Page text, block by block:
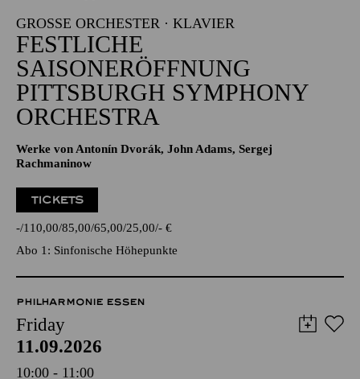
GROSSE ORCHESTER · KLAVIER
FESTLICHE
SAISONERÖFFNUNG
PITTSBURGH SYMPHONY
ORCHESTRA
Werke von Antonín Dvorák, John Adams, Sergej
Rachmaninow
TICKETS
- 110,00 85,00 65,00 25,00 - €
Abo 1: Sinfonische Höhepunkte
PHILHARMONIE ESSEN
Friday
11.09.2026
10:00 - 11:00